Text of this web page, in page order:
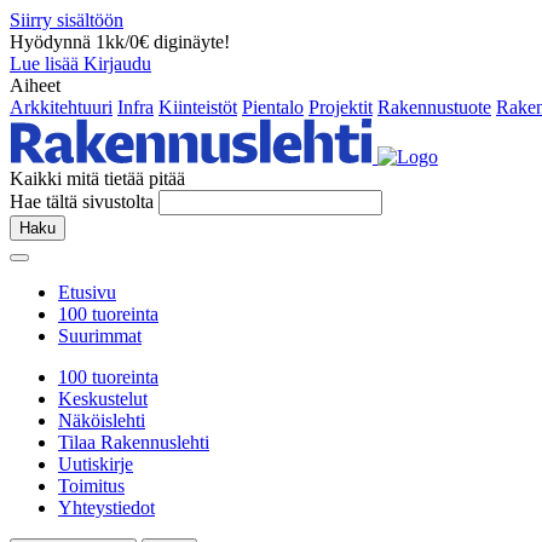
Siirry sisältöön
Hyödynnä 1kk/0€ diginäyte!
Lue lisää Kirjaudu
Aiheet
Arkkitehtuuri Infra Kiinteistöt Pientalo Projektit Rakennustuote
Kaikki mitä tietää pitää
Hae tältä sivustolta
Haku
Etusivu
100 tuoreinta
Suurimmat
100 tuoreinta
Keskustelut
Näköislehti
Tilaa Rakennuslehti
Uutiskirje
Toimitus
Yhteystiedot